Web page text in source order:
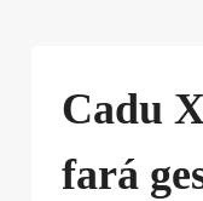
Cadu
fará